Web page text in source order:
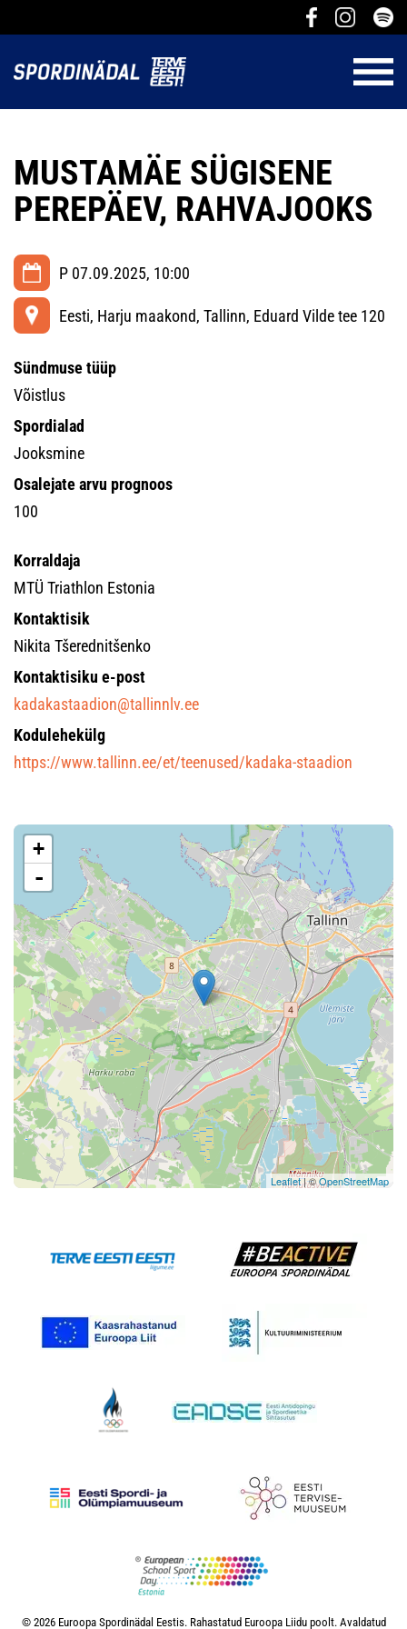
MUSTAMÄE SÜGISENE
PEREPÄEV, RAHVAJOOKS
P 07.09.2025, 10:00
Eesti, Harju maakond, Tallinn, Eduard Vilde tee 120
Sündmuse tüüp
Võistlus
Spordialad
Jooksmine
Osalejate arvu prognoos
100
Korraldaja
MTÜ Triathlon Estonia
Kontaktisik
Nikita Tšerednitšenko
Kontaktisiku e-post
kadakastaadion@tallinnlv.ee
Kodulehekülg
https://www.tallinn.ee/et/teenused/kadaka-staadion
+
-
Leaflet| ©OpenStreetMap
© 2026 Euroopa Spordinädal Eestis. Rahastatud Euroopa Liidu poolt. Avaldatud